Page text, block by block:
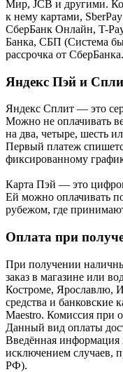
Мир, JCB и другими.
к нему картами,
СберБанк Онлайн, T-
Банка, СБП (Система
рассрочка от СберБанка.
Яндекс Пэй и
Яндекс Cплит — это
Можно не оплачивать
на два, четыре, шесть
Первый платеж
фиксированному
Карта Пэй — это
Ей можно оплачивать
рубежом, где
Оплата при
При получении
заказ в магазине или
Костроме, Ярославлю,
средства и банковские
Maestro. Комиссия при
Данный вид оплаты
Введённая информация
исключением случаев,
РФ).